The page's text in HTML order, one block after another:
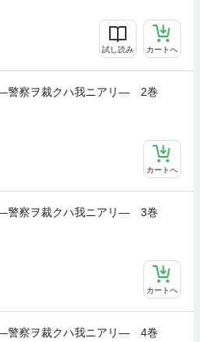
試し読み カートへ
警察ヲ裁クハ我ニアリ— 2巻
カートへ
警察ヲ裁クハ我ニアリ— 3巻
カートへ
警察ヲ裁クハ我ニアリ— 4巻